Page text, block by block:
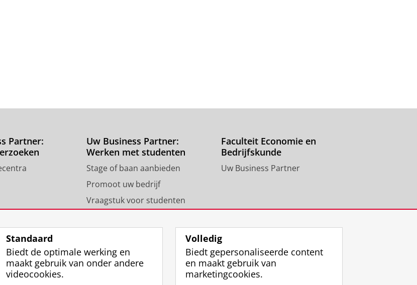
Partner:
Uw Business Partner:
Werken met studenten
Stage of baan aanbieden
Promoot uw bedrijf
Vraagstuk voor studenten
Faculteit Economie en
Bedrijfskunde
Uw Business Partner
Standaard
Biedt de optimale werking en
maakt gebruik van onder andere
videocookies.
Volledig
Biedt gepersonaliseerde content
en maakt gebruik van
marketingcookies.